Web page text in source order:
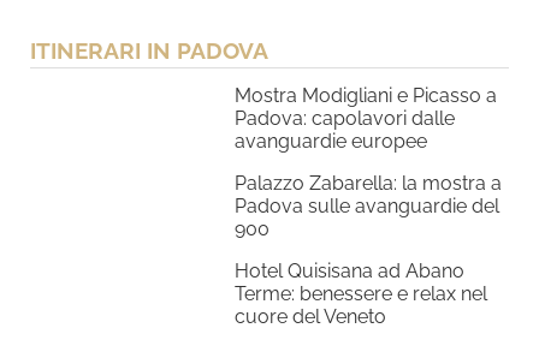
ITINERARI IN PADOVA
Mostra Modigliani e Picasso a
Padova: capolavori dalle
avanguardie europee
Palazzo Zabarella: la mostra a
Padova sulle avanguardie del
900
Hotel Quisisana ad Abano
Terme: benessere e relax nel
cuore del Veneto